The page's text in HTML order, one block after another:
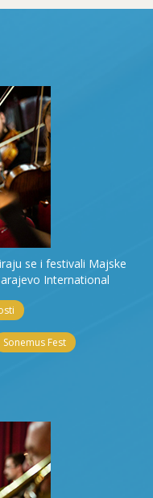
se i festivali Majske
International
Sonemus Fest